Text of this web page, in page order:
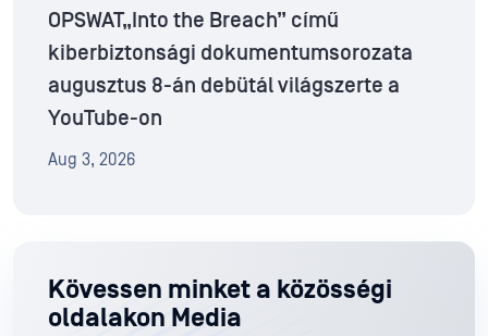
OPSWAT„Into the Breach” című
kiberbiztonsági dokumentumsorozata
augusztus 8-án debütál világszerte a
YouTube-on
Aug 3, 2026
Kövessen minket a közösségi
oldalakon Media